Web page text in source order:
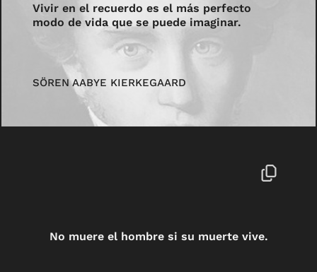
Vivir en el recuerdo es el más perfecto
modo de vida que se puede imaginar.
SÖREN AABYE KIERKEGAARD
No muere el hombre si su muerte vive.